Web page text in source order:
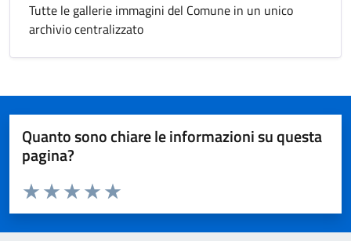
Tutte le gallerie immagini del Comune in un unico
archivio centralizzato
Quanto sono chiare le informazioni su questa
pagina?
Valuta da 1 a 5 stelle la pagina
Valuta 5 stelle su 5
Valuta 4 stelle su 5
Valuta 3 stelle su 5
Valuta 2 stelle su 5
Valuta 1 stelle su 5